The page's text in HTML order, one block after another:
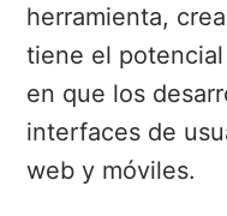
herramienta,
tiene el
en que los
interfaces de
web y móviles.